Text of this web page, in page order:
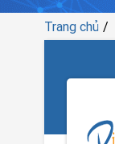
Trang chủ